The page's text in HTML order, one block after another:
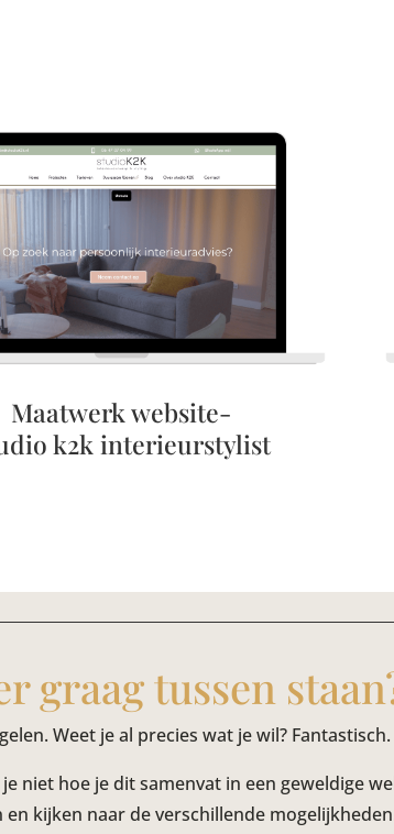
Maatwerk website-
k2k interieurstylist
graag tussen
Weet je al precies wat je wil? Fantastisch.
niet hoe je dit samenvat in een geweldige
kijken naar de verschillende